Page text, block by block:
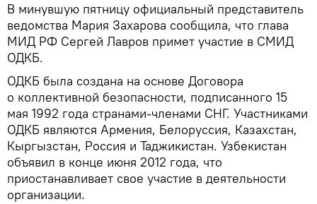
В минувшую пятницу официальный представитель
ведомства Мария Захарова сообщила, что глава
МИД РФ Сергей Лавров примет участие в СМИД
ОДКБ.
ОДКБ была создана на основе Договора
о коллективной безопасности, подписанного 15
мая 1992 года странами-членами СНГ. Участниками
ОДКБ являются Армения, Белоруссия, Казахстан,
Кыргызстан, Россия и Таджикистан. Узбекистан
объявил в конце июня 2012 года, что
приостанавливает свое участие в деятельности
организации.